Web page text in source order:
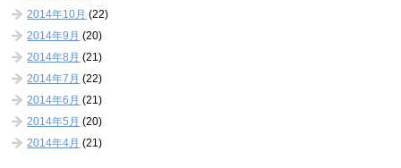
2014年10月 (22)
2014年9月 (20)
2014年8月 (21)
2014年7月 (22)
2014年6月 (21)
2014年5月 (20)
2014年4月 (21)